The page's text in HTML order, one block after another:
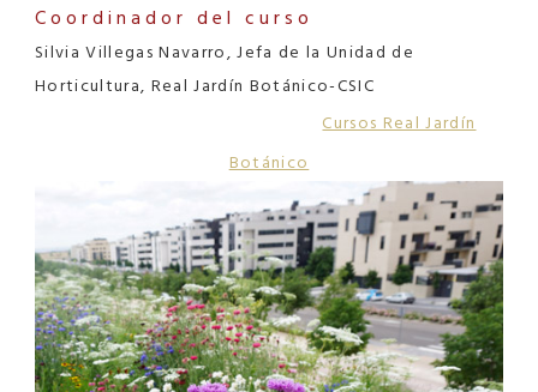
Coordinador del curso
Silvia Villegas Navarro, Jefa de la Unidad de
Horticultura, Real Jardín Botánico-CSIC
MAS INFORMACIÓN |Cursos Real Jardín
Botánico